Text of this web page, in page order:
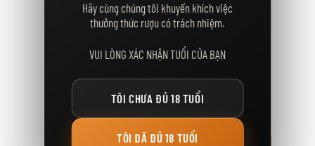
GỢI Ý DÀNH CHO BẠN
Hãy cùng chúng tôi khuyến khích việc
thưởng thức rượu có trách nhiệm.
VUI LÒNG XÁC NHẬN TUỔI CỦA BẠN
TÔI CHƯA ĐỦ 18 TUỔI
TÔI ĐÃ ĐỦ 18 TUỔI